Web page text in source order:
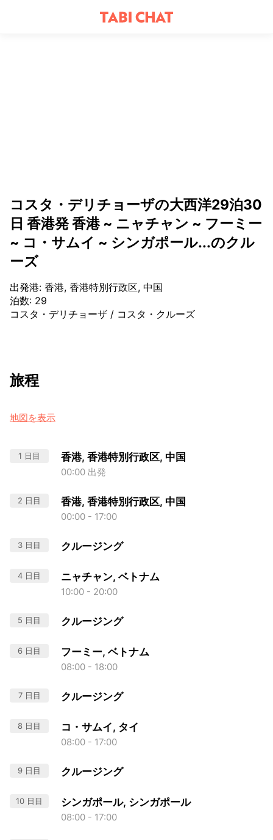
コスタ・デリチョーザの大西洋29泊30
日 香港発 香港 ~ ニャチャン ~ フーミー
~ コ・サムイ ~ シンガポール...のクル
ーズ
出発港: 香港, 香港特別行政区, 中国
泊数: 29
コスタ・デリチョーザ / コスタ・クルーズ
旅程
地図を表示
1 日目 香港, 香港特別行政区, 中国
00:00 出発
2 日目 香港, 香港特別行政区, 中国
00:00 - 17:00
3 日目 クルージング
4 日目 ニャチャン, ベトナム
10:00 - 20:00
5 日目 クルージング
6 日目 フーミー, ベトナム
08:00 - 18:00
7 日目 クルージング
8 日目 コ・サムイ, タイ
08:00 - 17:00
9 日目 クルージング
10 日目 シンガポール, シンガポール
08:00 - 17:00